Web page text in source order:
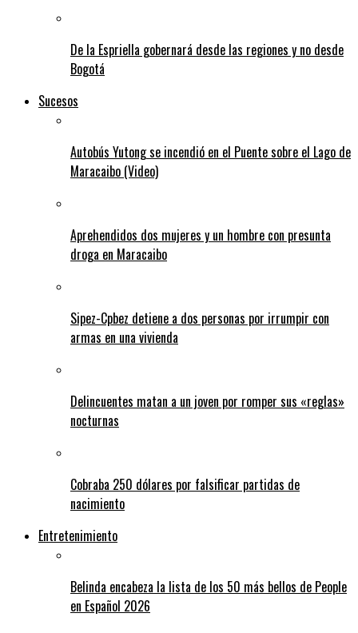
De la Espriella gobernará desde las regiones y no desde
Bogotá
Sucesos
Autobús Yutong se incendió en el Puente sobre el Lago de
Maracaibo (Video)
Aprehendidos dos mujeres y un hombre con presunta
droga en Maracaibo
Sipez-Cpbez detiene a dos personas por irrumpir con
armas en una vivienda
Delincuentes matan a un joven por romper sus «reglas»
nocturnas
Cobraba 250 dólares por falsificar partidas de
nacimiento
Entretenimiento
Belinda encabeza la lista de los 50 más bellos de People
en Español 2026